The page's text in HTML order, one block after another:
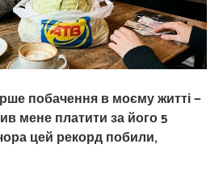
побачення в моєму житті —
мене платити за його 5
цей рекорд побили,